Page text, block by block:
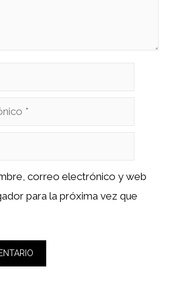
correo electrónico y web
para la próxima vez que